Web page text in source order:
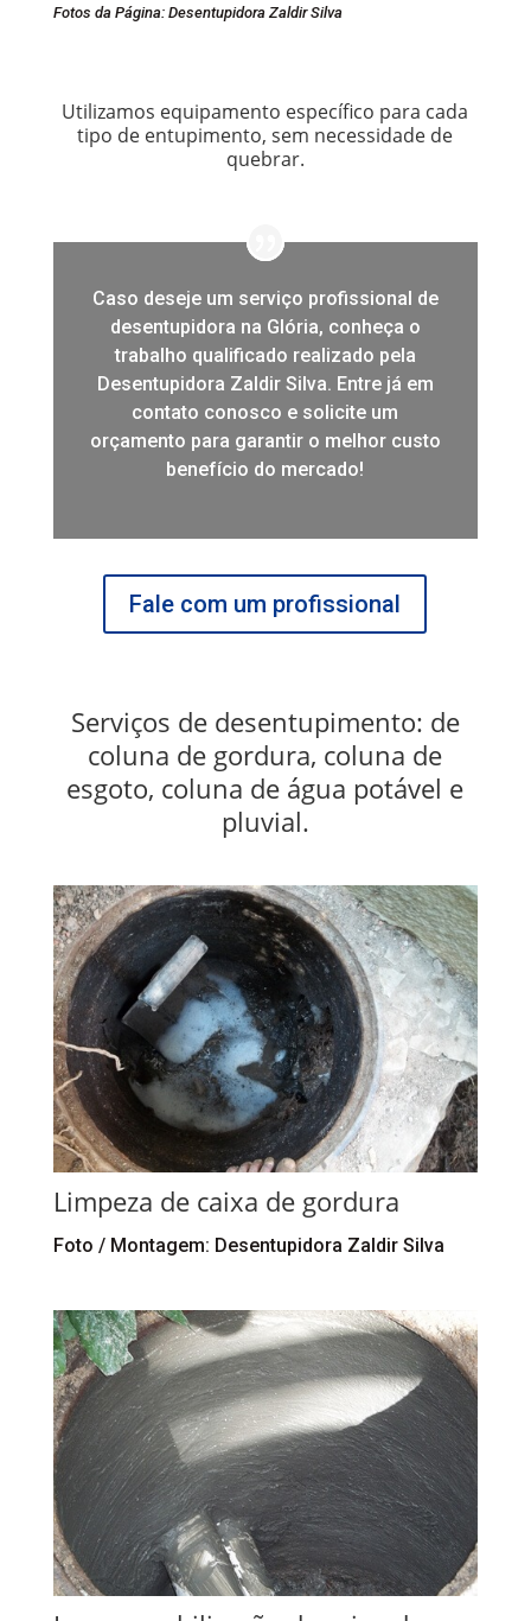
Fotos da Página: Desentupidora Zaldir Silva
Utilizamos equipamento específico para cada
tipo de entupimento, sem necessidade de
quebrar.
Caso deseje um serviço profissional de
desentupidora na Glória, conheça o
trabalho qualificado realizado pela
Desentupidora Zaldir Silva. Entre já em
contato conosco e solicite um
orçamento para garantir o melhor custo
benefício do mercado!
Fale com um profissional
Serviços de desentupimento: de
coluna de gordura, coluna de
esgoto, coluna de água potável e
pluvial.
Limpeza de caixa de gordura
Foto / Montagem: Desentupidora Zaldir Silva